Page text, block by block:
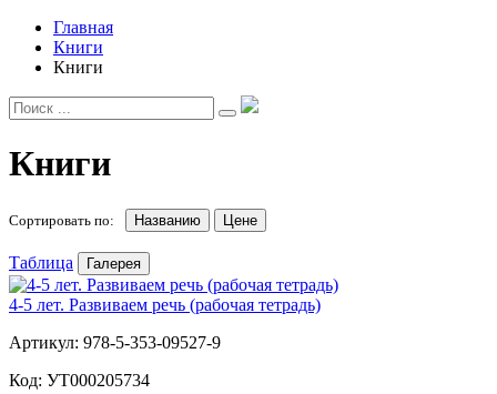
Главная
Книги
Книги
Книги
Сортировать по: Названию Цене
Таблица Галерея
4-5 лет. Развиваем речь (рабочая тетрадь)
Артикул: 978-5-353-09527-9
Код: УТ000205734